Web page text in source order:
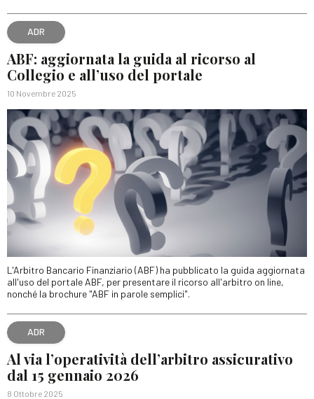
ADR
ABF: aggiornata la guida al ricorso al
Collegio e all’uso del portale
10 Novembre 2025
L'Arbitro Bancario Finanziario (ABF) ha pubblicato la guida aggiornata
all'uso del portale ABF, per presentare il ricorso all'arbitro on line,
nonché la brochure "ABF in parole semplici".
ADR
Al via l’operatività dell’arbitro assicurativo
dal 15 gennaio 2026
8 Ottobre 2025